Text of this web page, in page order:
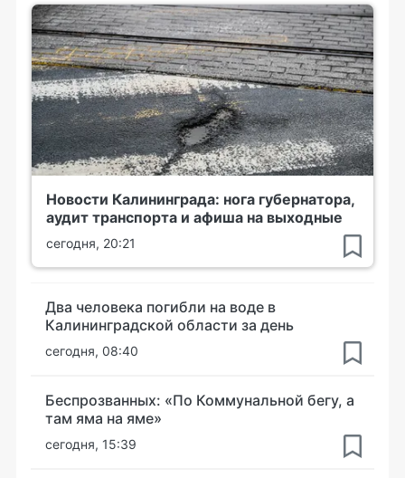
Новости Калининграда: нога губернатора,
аудит транспорта и афиша на выходные
сегодня, 20:21
Два человека погибли на воде в
Калининградской области за день
сегодня, 08:40
Беспрозванных: «По Коммунальной бегу, а
там яма на яме»
сегодня, 15:39